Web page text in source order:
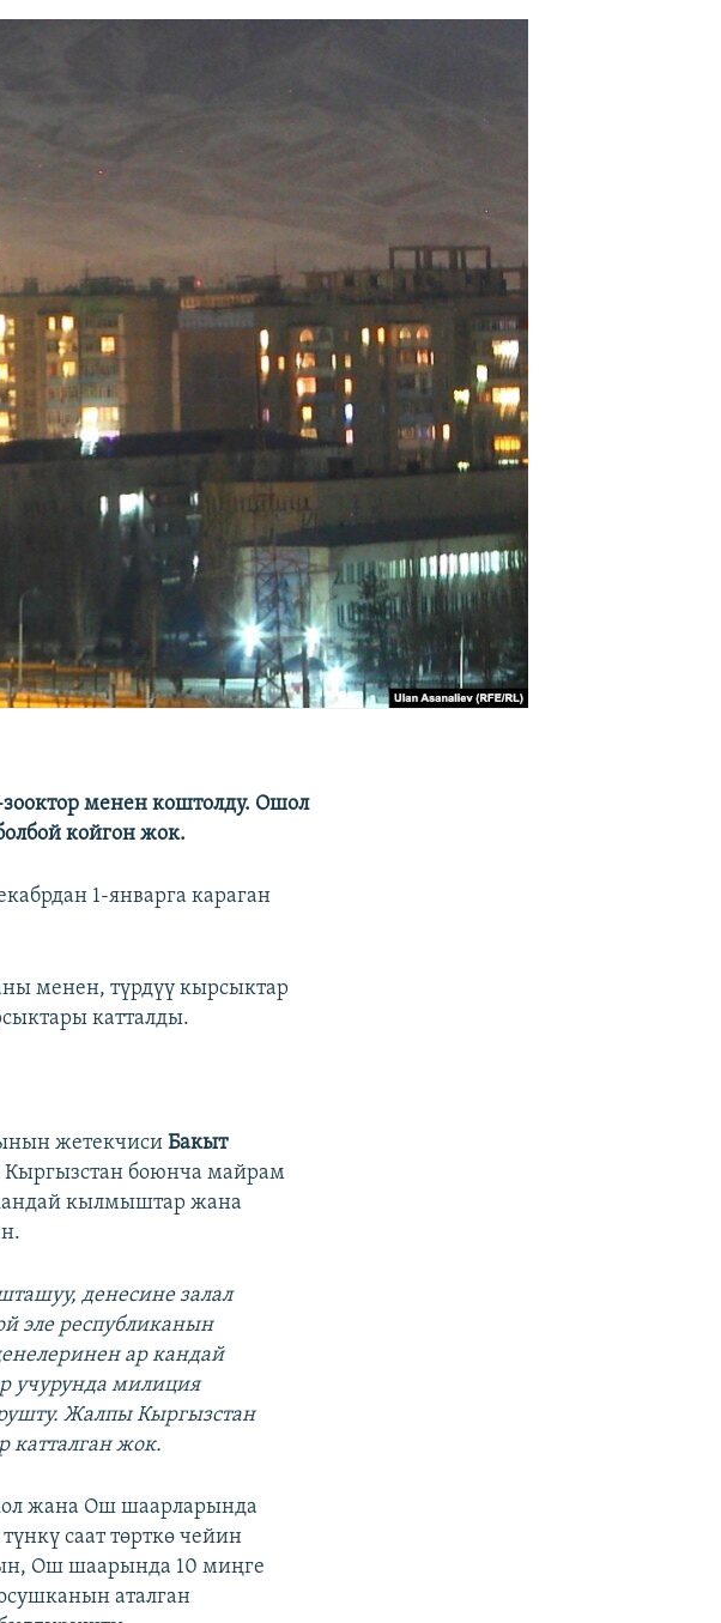
менен коштолду. Ошол
койгон жок.
1-январга караган
менен, түрдүү кырсыктар
катталды.
жетекчисиБакыт
Кыргызстан боюнча майрам
кылмыштар жана
денесине залал
эле республиканын
ар кандай
учурунда милиция
Жалпы Кыргызстан
катталган жок.
жана Ош шаарларында
саат төрткө чейин
Ош шаарында 10 миңге
аталган